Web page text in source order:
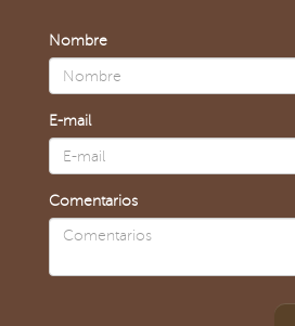
Nombre
E-mail
Comentarios